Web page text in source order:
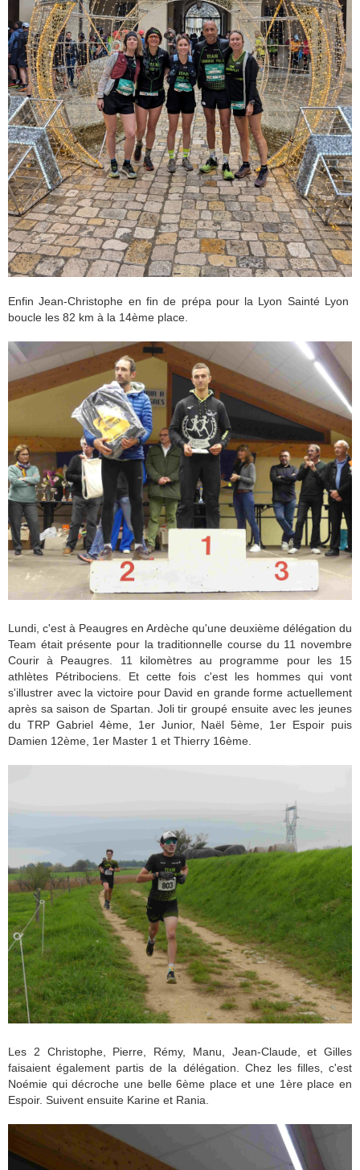
Enfin Jean-Christophe en fin de prépa pour la Lyon Sainté Lyon
boucle les 82 km à la 14ème place.
Lundi, c'est à Peaugres en Ardèche qu'une deuxième délégation du
Team était présente pour la traditionnelle course du 11 novembre
Courir à Peaugres. 11 kilomètres au programme pour les 15
athlètes Pétribociens. Et cette fois c'est les hommes qui vont
s'illustrer avec la victoire pour David en grande forme actuellement
après sa saison de Spartan. Joli tir groupé ensuite avec les jeunes
du TRP Gabriel 4ème, 1er Junior, Naël 5ème, 1er Espoir puis
Damien 12ème, 1er Master 1 et Thierry 16ème.
Les 2 Christophe, Pierre, Rémy, Manu, Jean-Claude, et Gilles
faisaient également partis de la délégation. Chez les filles, c'est
Noémie qui décroche une belle 6ème place et une 1ère place en
Espoir. Suivent ensuite Karine et Rania.